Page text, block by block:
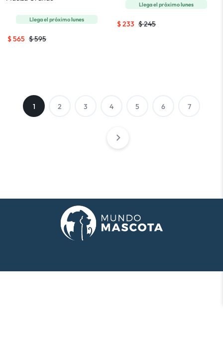
Llega el próximolunes
$595
$565
Llega el próximolunes
$245
$233
1 2 3 4 5 6 7